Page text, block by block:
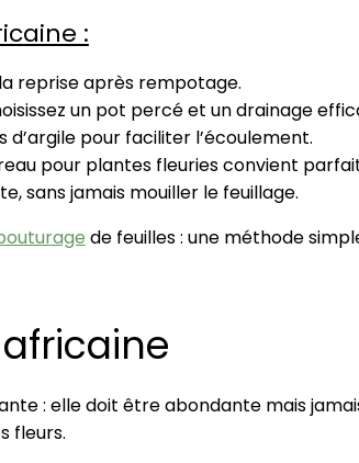
:
reprise après rempotage.
un pot percé et un drainage
d’argile pour faciliter l’écoulement.
pour plantes fleuries convient
sans jamais mouiller le feuillage.
de feuilles : une méthode
: elle doit être abondante mais
fleurs.